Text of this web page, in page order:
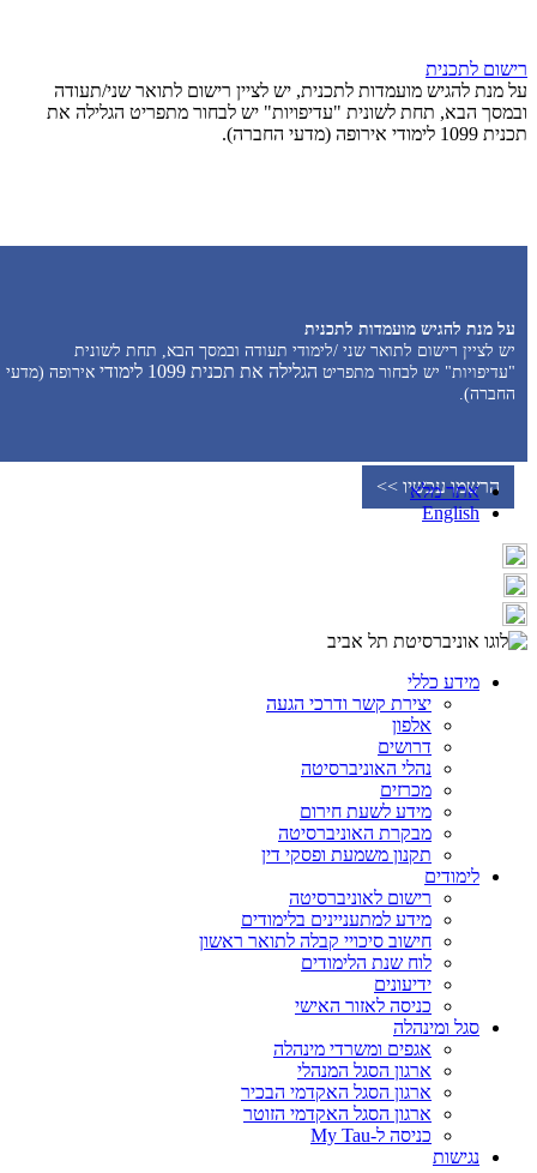
רישום לתכנית
על מנת להגיש מועמדות לתכנית, יש לציין רישום לתואר שני/תעודה
ובמסך הבא, תחת לשונית "עדיפויות" יש לבחור מתפריט הגלילה את
תכנית 1099 לימודי אירופה (מדעי החברה).
על מנת להגיש מועמדות לתכנית
יש לציין רישום לתואר שני /לימודי תעודה ובמסך הבא, תחת לשונית
"עדיפויות" יש לבחור מתפריט הגלילה את תכנית 1099 לימודי
אירופה (מדעי
החברה).
הרשמו עכשיו >>
אתר מלא
English
מידע כללי
יצירת קשר ודרכי הגעה
אלפון
דרושים
נהלי האוניברסיטה
מכרזים
מידע לשעת חירום
מבקרת האוניברסיטה
תקנון משמעת ופסקי דין
לימודים
רישום לאוניברסיטה
מידע למתעניינים בלימודים
חישוב סיכויי קבלה לתואר ראשון
לוח שנת הלימודים
ידיעונים
כניסה לאזור האישי
סגל ומינהלה
אגפים ומשרדי מינהלה
ארגון הסגל המנהלי
ארגון הסגל האקדמי הבכיר
ארגון הסגל האקדמי הזוטר
כניסה ל-My Tau
נגישות